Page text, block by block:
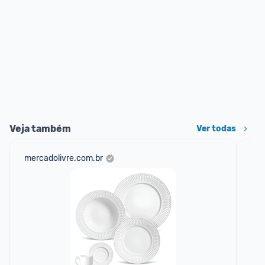
Veja também Ver todas
mercadolivre.com.br